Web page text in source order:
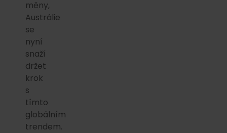
měny,
Austrálie
se
nyní
snaží
držet
krok
s
tímto
globálním
trendem.